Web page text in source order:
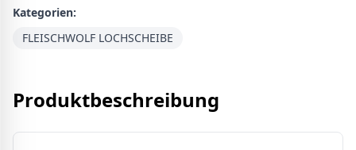
Kategorien:
FLEISCHWOLF LOCHSCHEIBE
Produktbeschreibung